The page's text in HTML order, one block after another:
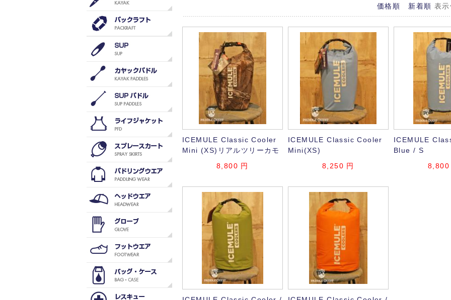
価格順 新着順 表
ICEMULE Classic Cooler
Mini (XS)リアルツリーカモ
8,800 円
ICEMULE Classic Cooler
Mini(XS)
8,250 円
ICEMULE
Blue / S
8,800